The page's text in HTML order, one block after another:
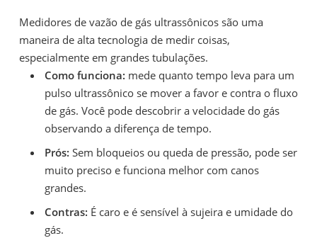
Medidores de vazão de gás ultrassônicos são uma
maneira de alta tecnologia de medir coisas,
especialmente em grandes tubulações.
Como funciona: mede quanto tempo leva para um
pulso ultrassônico se mover a favor e contra o fluxo
de gás. Você pode descobrir a velocidade do gás
observando a diferença de tempo.
Prós: Sem bloqueios ou queda de pressão, pode ser
muito preciso e funciona melhor com canos
grandes.
Contras: É caro e é sensível à sujeira e umidade do
gás.